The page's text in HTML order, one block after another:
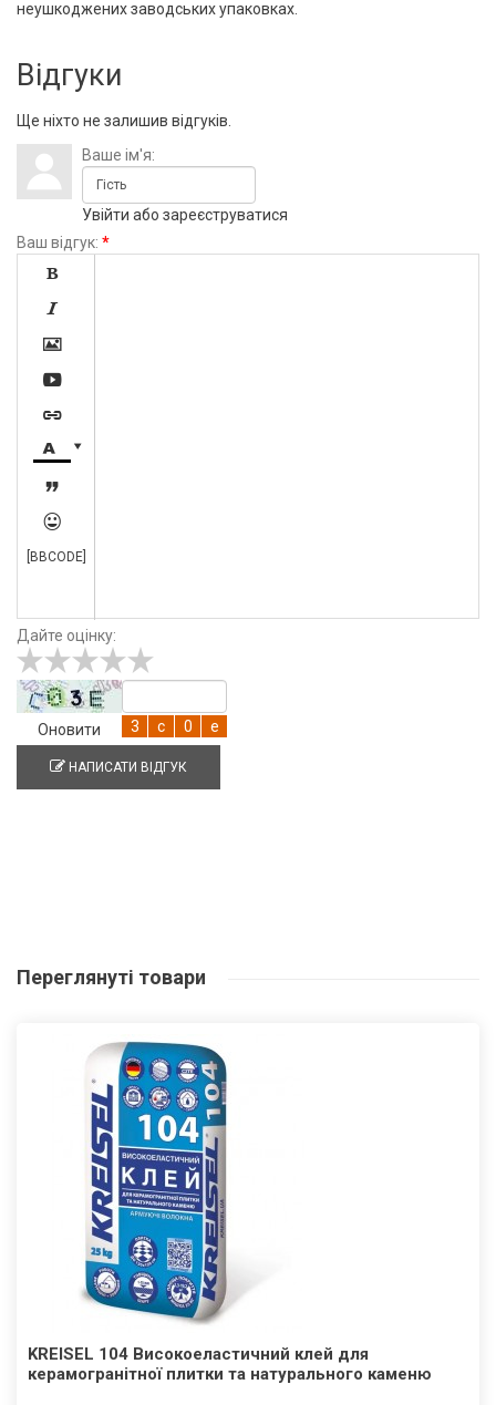
неушкоджених заводських упаковках.
Відгуки
Ще ніхто не залишив відгуків.
Ваше ім'я:
Увійти або зареєструватися
Ваш відгук: *









[BBCODE]
Дайте оцінку:
Оновити
НАПИСАТИ ВІДГУК
Переглянуті товари
KREISEL 104 Високоеластичний клей для
керамогранітної плитки та натурального каменю